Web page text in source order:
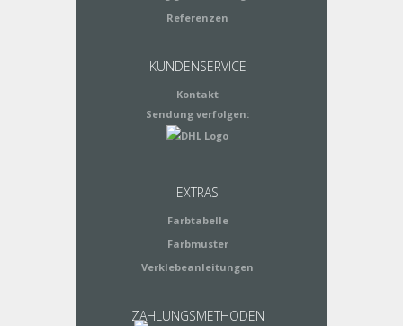
Referenzen
KUNDENSERVICE
Kontakt
Sendung verfolgen:
EXTRAS
Farbtabelle
Farbmuster
Verklebeanleitungen
ZAHLUNGSMETHODEN